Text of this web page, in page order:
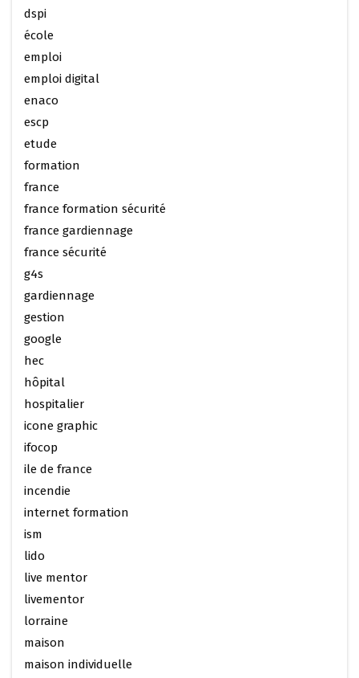
dspi
école
emploi
emploi digital
enaco
escp
etude
formation
france
france formation sécurité
france gardiennage
france sécurité
g4s
gardiennage
gestion
google
hec
hôpital
hospitalier
icone graphic
ifocop
ile de france
incendie
internet formation
ism
lido
live mentor
livementor
lorraine
maison
maison individuelle